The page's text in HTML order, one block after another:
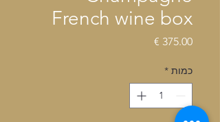
French wine box
מחיר
כמות *